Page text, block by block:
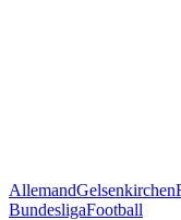
AllemandGelsenkirchen
BundesligaFootball